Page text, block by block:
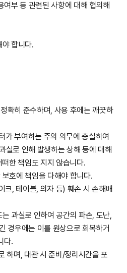
여부 등 관련된 사항에 대해 협의해
야 합니다.
확히 준수하며, 사용 후에는 깨끗하
가 부여하는 주의 의무에 충실하여
실로 인해 발생하는 상해 등에 대해
한 책임도 지지 않습니다.
호에 책임을 다해야 합니다.
크, 테이블, 의자 등) 훼손 시 손해배
과실로 인하여 공간의 파손, 도난,
경우에는 이를 원상으로 회복하거
다.
하며, 대관 시 준비/정리시간을 포